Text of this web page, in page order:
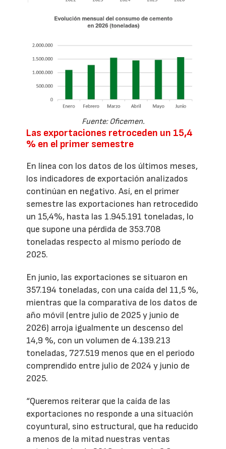
Fuente: Oficemen.
Las exportaciones retroceden un 15,4
% en el primer semestre
En línea con los datos de los últimos meses,
los indicadores de exportación analizados
continúan en negativo. Así, en el primer
semestre las exportaciones han retrocedido
un 15,4%, hasta las 1.945.191 toneladas, lo
que supone una pérdida de 353.708
toneladas respecto al mismo período de
2025.
En junio, las exportaciones se situaron en
357.194 toneladas, con una caída del 11,5 %,
mientras que la comparativa de los datos de
año móvil (entre julio de 2025 y junio de
2026) arroja igualmente un descenso del
14,9 %, con un volumen de 4.139.213
toneladas, 727.519 menos que en el periodo
comprendido entre julio de 2024 y junio de
2025.
“Queremos reiterar que la caída de las
exportaciones no responde a una situación
coyuntural, sino estructural, que ha reducido
a menos de la mitad nuestras ventas